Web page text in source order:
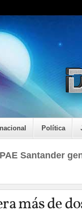
Política
PAE Santander
más de